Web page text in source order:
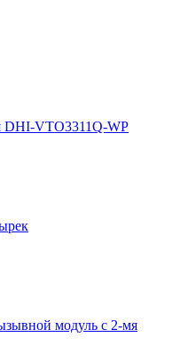
VTO3311Q-WP
модуль с 2-мя